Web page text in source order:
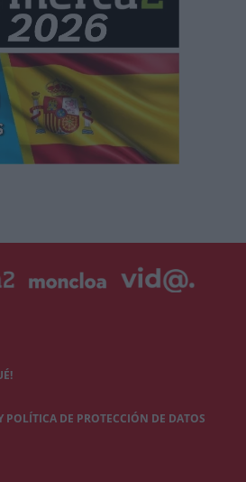
POLÍTICA DE PROTECCIÓN DE DATOS